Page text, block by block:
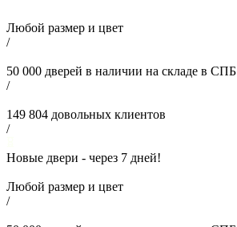
Любой размер и цвет
/
50 000 дверей в наличии на складе в СПБ
/
149 804 довольных клиентов
/
Новые двери - через 7 дней!
Любой размер и цвет
/